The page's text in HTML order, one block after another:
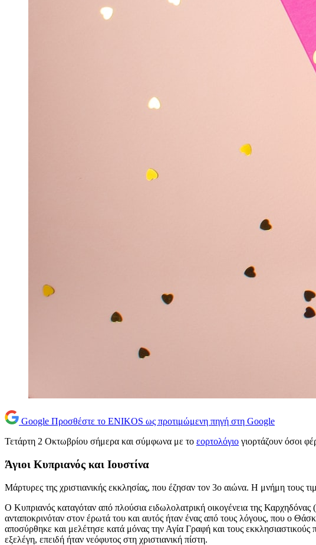
Google Προσθέστε το ENIKOS ως προτιμώμενη πηγή στη Google
Τετάρτη 2 Οκτωβρίου σήμερα και σύμφωνα με το εορτολόγιο γιορτάζουν όσοι
Άγιοι Κυπριανός και Ιουστίνα
Μάρτυρες της χριστιανικής εκκλησίας, που έζησαν τον 3ο αιώνα. Η μνήμη τους
Ο Κυπριανός καταγόταν από πλούσια ειδωλολατρική οικογένεια της
ανταποκρινόταν στον έρωτά του και αυτός ήταν ένας από τους λόγους, που ο
αποσύρθηκε και μελέτησε κατά μόνας την Αγία Γραφή και τους
εξελέγη, επειδή ήταν νεόφυτος στη χριστιανική πίστη.